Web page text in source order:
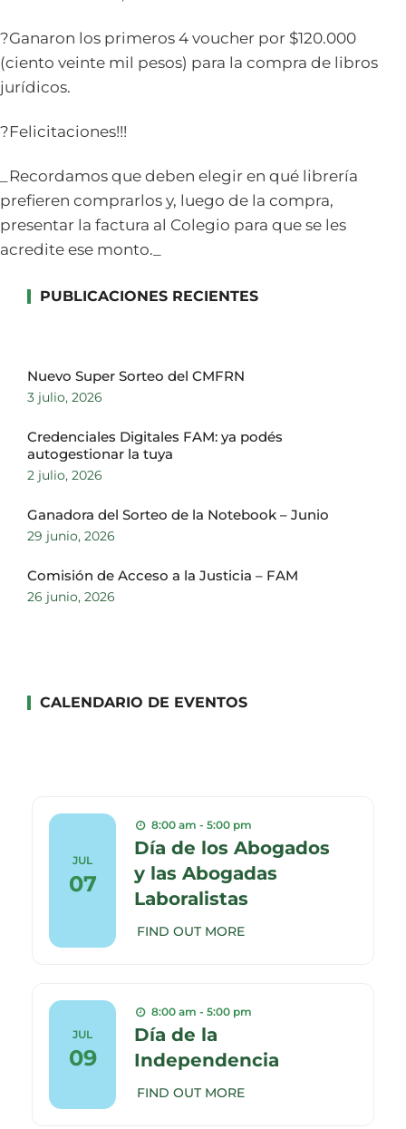
?Ganaron los primeros 4 voucher por $120.000
(ciento veinte mil pesos) para la compra de libros
jurídicos.
?Felicitaciones!!!
_Recordamos que deben elegir en qué librería
prefieren comprarlos y, luego de la compra,
presentar la factura al Colegio para que se les
acredite ese monto._
PUBLICACIONES RECIENTES
Nuevo Super Sorteo del CMFRN
3 julio, 2026
Credenciales Digitales FAM: ya podés
autogestionar la tuya
2 julio, 2026
Ganadora del Sorteo de la Notebook – Junio
29 junio, 2026
Comisión de Acceso a la Justicia – FAM
26 junio, 2026
CALENDARIO DE EVENTOS
JUL
07
8:00 am - 5:00 pm
Día de los Abogados
y las Abogadas
Laboralistas
FIND OUT MORE
JUL
09
8:00 am - 5:00 pm
Día de la
Independencia
FIND OUT MORE